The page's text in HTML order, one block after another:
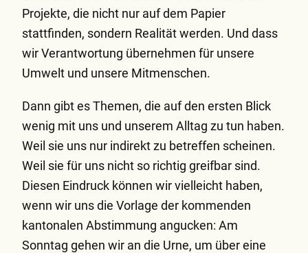
Projekte, die nicht nur auf dem Papier
stattfinden, sondern Realität werden. Und dass
wir Verantwortung übernehmen für unsere
Umwelt und unsere Mitmenschen.
Dann gibt es Themen, die auf den ersten Blick
wenig mit uns und unserem Alltag zu tun haben.
Weil sie uns nur indirekt zu betreffen scheinen.
Weil sie für uns nicht so richtig greifbar sind.
Diesen Eindruck können wir vielleicht haben,
wenn wir uns die Vorlage der kommenden
kantonalen Abstimmung angucken: Am
Sonntag gehen wir an die Urne, um über eine